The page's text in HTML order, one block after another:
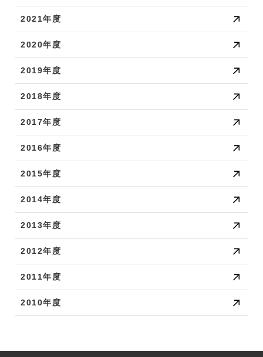
2021年度
2020年度
2019年度
2018年度
2017年度
2016年度
2015年度
2014年度
2013年度
2012年度
2011年度
2010年度